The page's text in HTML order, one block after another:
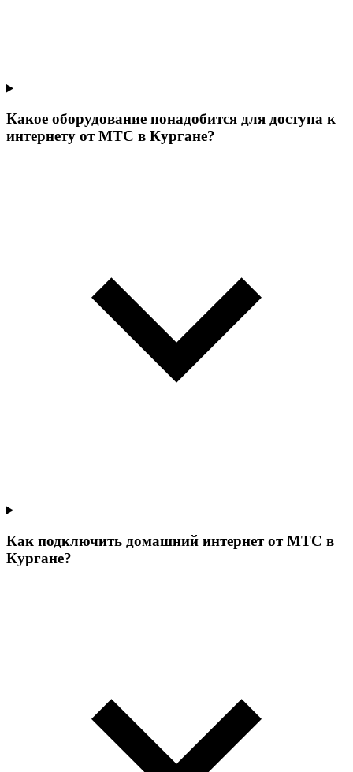
Какое оборудование понадобится для доступа к
интернету от МТС в Кургане?
Как подключить домашний интернет от МТС в
Кургане?